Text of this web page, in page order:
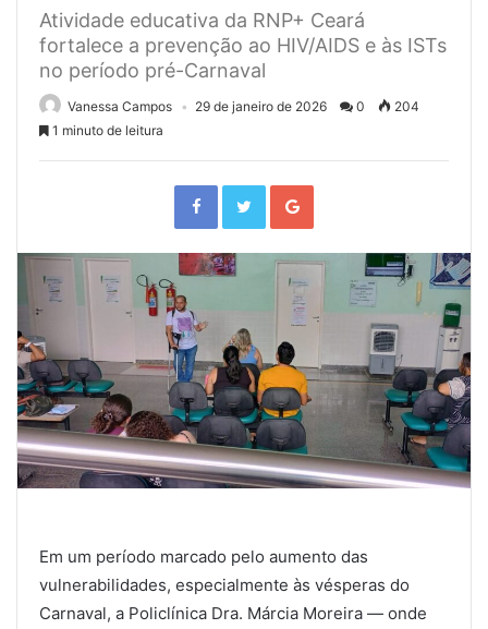
Atividade educativa da RNP+ Ceará
fortalece a prevenção ao HIV/AIDS e às ISTs
no período pré-Carnaval
Vanessa Campos 29 de janeiro de 2026 0
204
1 minuto de leitura
F
b
o
k
T
t
r +
Em um período marcado pelo aumento das
vulnerabilidades, especialmente às vésperas do
Carnaval, a Policlínica Dra. Márcia Moreira — onde